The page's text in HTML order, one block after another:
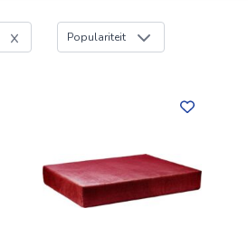
Populariteit